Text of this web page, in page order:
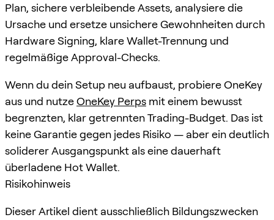
Plan, sichere verbleibende Assets, analysiere die
Ursache und ersetze unsichere Gewohnheiten durch
Hardware Signing, klare Wallet-Trennung und
regelmäßige Approval-Checks.
Wenn du dein Setup neu aufbaust, probiere OneKey
aus und nutzeOneKey Perps mit einem bewusst
begrenzten, klar getrennten Trading-Budget. Das ist
keine Garantie gegen jedes Risiko — aber ein deutlich
soliderer Ausgangspunkt als eine dauerhaft
überladene Hot Wallet.
Risikohinweis
Dieser Artikel dient ausschließlich Bildungszwecken